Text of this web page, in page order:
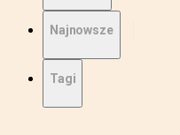
Najnowsze
Tagi